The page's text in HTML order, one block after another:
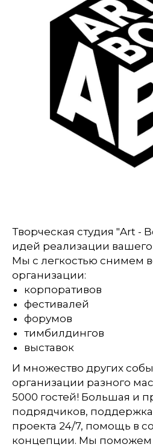
Творческая студия "Art -
идей реализации вашего
Мы с легкостью снимем
организации:
корпоративов
фестивалей
форумов
тимбилдингов
выставок
И множество других
организации разного
5000 гостей! Большая и
подрядчиков, поддержка
проекта 24/7, помощь в
концепции. Мы поможем